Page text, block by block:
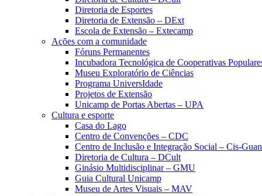
Diretoria de Esportes
Diretoria de Extensão – DExt
Escola de Extensão – Extecamp
Ações com a comunidade
Fóruns Permanentes
Incubadora Tecnológica de Cooperativas
Museu Exploratório de Ciências
Programa UniversIdade
Projetos de Extensão
Unicamp de Portas Abertas – UPA
Cultura e esporte
Casa do Lago
Centro de Convenções – CDC
Centro de Inclusão e Integração Social – Cis-
Diretoria de Cultura – DCult
Ginásio Multidisciplinar – GMU
Guia Cultural Unicamp
Museu de Artes Visuais – MAV